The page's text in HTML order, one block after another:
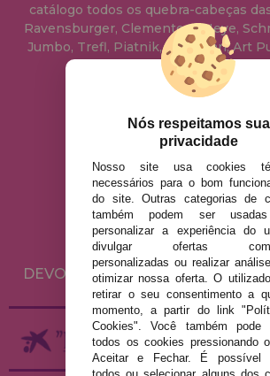
catálogo todos os quebra-cabeças
Ravensburger, Clementoni, Heye,
Jumbo, Trefl, Piatnik, Anatolian, Art
muito mais.
AVISO LEGAL
POLÍTICA DE
POLÍTICA DE
ENVIO E
DEVOLUÇÕES / DIREITO DE
Nós respeitamos sua
privacidade
Nosso site usa cookies
necessários para o bom
do site. Outras categorias de
também podem ser
personalizar a experiência do
divulgar ofertas
personalizadas ou realizar
otimizar nossa oferta. O
retirar o seu consentimento a
momento, a partir do link
Cookies". Você também pode
todos os cookies pressionando
Aceitar e Fechar. É possível